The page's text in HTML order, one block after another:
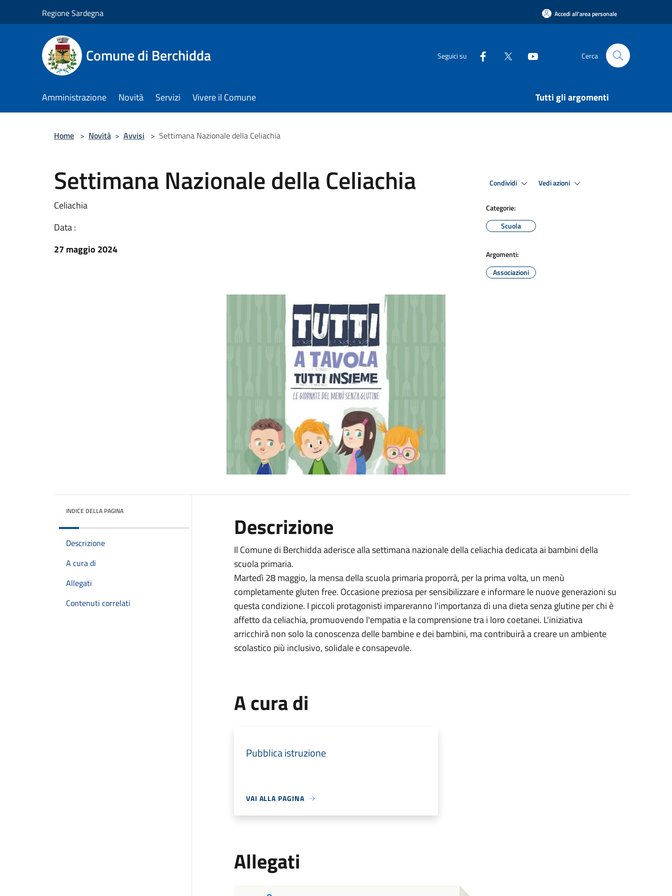
Regione Sardegna Accedi all'area personale
Comune di Berchidda Seguici su Cerca
Amministrazione Novità Servizi Vivere il Comune Tutti gli argomenti
Home > Novità > Avvisi > Settimana Nazionale della Celiachia
Settimana Nazionale della Celiachia
Celiachia
Data :
27 maggio 2024
Condividi Vedi azioni
Categorie:
Scuola
Argomenti:
Associazioni
INDICE DELLA PAGINA
Descrizione
A cura di
Allegati
Contenuti correlati
Descrizione
Il Comune di Berchidda aderisce alla settimana nazionale della celiachia dedicata ai bambini della
scuola primaria.
Martedì 28 maggio, la mensa della scuola primaria proporrà, per la prima volta, un menù
completamente gluten free. Occasione preziosa per sensibilizzare e informare le nuove generazioni su
questa condizione. I piccoli protagonisti impareranno l'importanza di una dieta senza glutine per chi è
affetto da celiachia, promuovendo l'empatia e la comprensione tra i loro coetanei. L'iniziativa
arricchirà non solo la conoscenza delle bambine e dei bambini, ma contribuirà a creare un ambiente
scolastico più inclusivo, solidale e consapevole.
A cura di
Pubblica istruzione
VAI ALLA PAGINA
Allegati